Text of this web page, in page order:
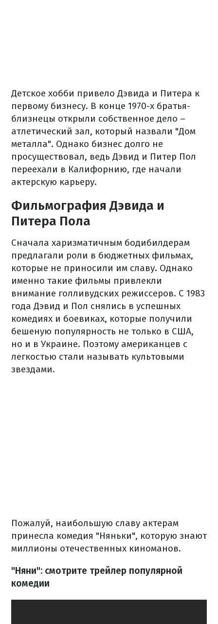
Детское хобби привело Дэвида и Питера к
первому бизнесу. В конце 1970-х братья-
близнецы открыли собственное дело –
атлетический зал, который назвали "Дом
металла". Однако бизнес долго не
просуществовал, ведь Дэвид и Питер Пол
переехали в Калифорнию, где начали
актерскую карьеру.
Фильмография Дэвида и
Питера Пола
Сначала харизматичным бодибилдерам
предлагали роли в бюджетных фильмах,
которые не приносили им славу. Однако
именно такие фильмы привлекли
внимание голливудских режиссеров. С 1983
года Дэвид и Пол снялись в успешных
комедиях и боевиках, которые получили
бешеную популярность не только в США,
но и в Украине. Поэтому американцев с
легкостью стали называть культовыми
звездами.
Пожалуй, наибольшую славу актерам
принесла комедия "Няньки", которую знают
миллионы отечественных киноманов.
"Няни": смотрите трейлер популярной
комедии